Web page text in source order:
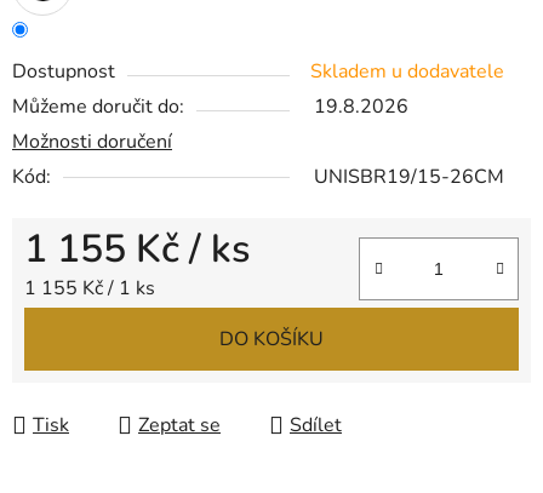
Dostupnost
Skladem u dodavatele
Můžeme doručit do:
19.8.2026
Možnosti doručení
Kód:
UNISBR19/15-26CM
1 155 Kč/ ks
Měrná cena:
1 155 Kč / 1 ks
DO KOŠÍKU
Tisk Zeptat se Sdílet